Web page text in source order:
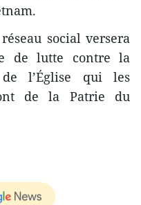
social versera
de lutte contre la
l’Église qui les
de la Patrie du